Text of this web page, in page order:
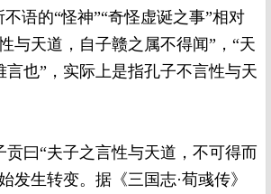
语的“怪神”“奇怪虚诞之事”相对
与天道，自子赣之属不得闻”，“天
言也”，实际上是指孔子不言性与天
贡曰“夫子之言性与天道，不可得而
发生转变。据《三国志·荀彧传》